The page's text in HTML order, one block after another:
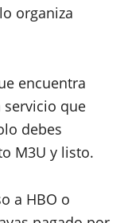
organiza
encuentra
servicio que
debes
M3U y listo.
a HBO o